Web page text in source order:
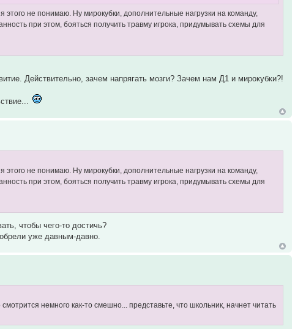
не понимаю. Ну мирокубки, дополнительные нагрузки на команду,
при этом, бояться получить травму игрока, придумывать схемы для
Действительно, зачем напрягать мозги? Зачем нам Д1 и мирокубки?!
не понимаю. Ну мирокубки, дополнительные нагрузки на команду,
при этом, бояться получить травму игрока, придумывать схемы для
чтобы чего-то достичь?
уже давным-давно.
немного как-то смешно... представьте, что школьник, начнет читать